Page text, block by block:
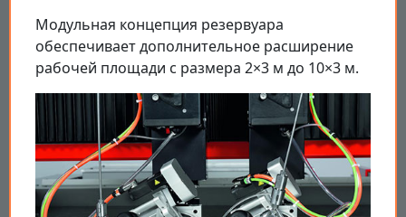
Модульная концепция резервуара
обеспечивает дополнительное расширение
рабочей площади с размера 2×3 м до 10×3 м.